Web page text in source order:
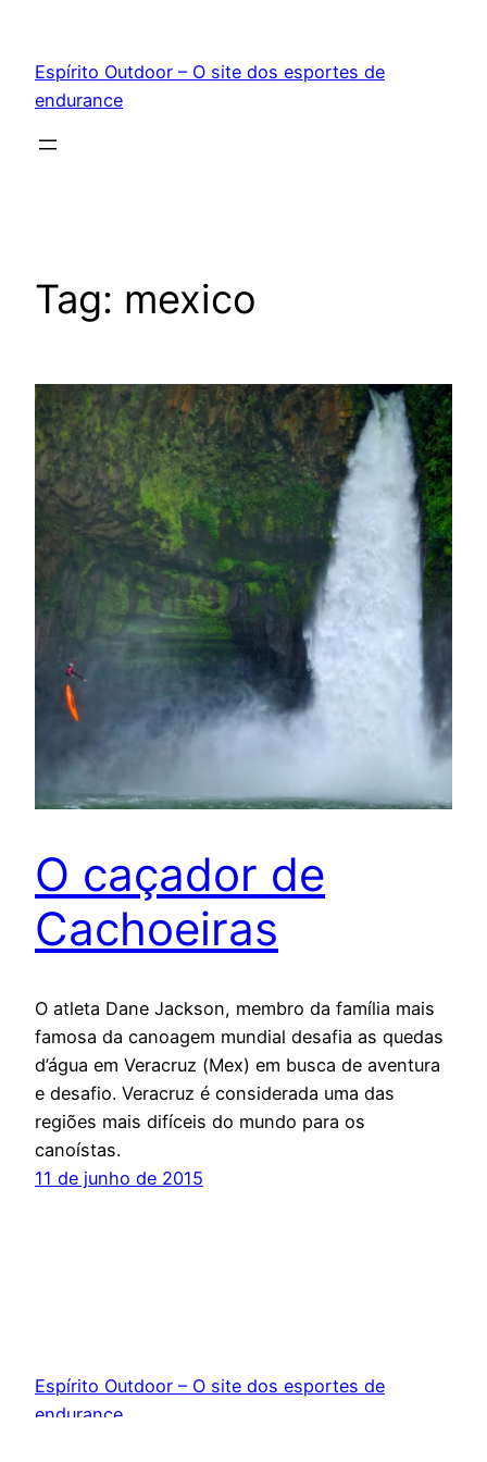
conteúdo
Espírito Outdoor – O site dos esportes de
endurance
Tag: mexico
O caçador de
Cachoeiras
O atleta Dane Jackson, membro da família mais
famosa da canoagem mundial desafia as quedas
d’água em Veracruz (Mex) em busca de aventura
e desafio. Veracruz é considerada uma das
regiões mais difíceis do mundo para os
canoístas.
11 de junho de 2015
Espírito Outdoor – O site dos esportes de
endurance